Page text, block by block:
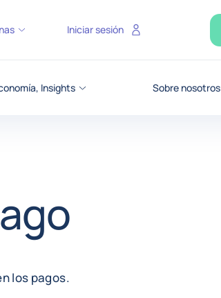
Insights Sobre nosotros
Iniciar sesión
los pagos.